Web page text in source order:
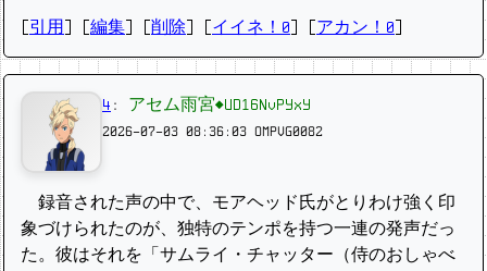
引用 編集 削除 イイネ！0 アカン！0
4 : アセム雨宮◆UD16NvPYxY
2026-07-03 08:36:03 OMPVG0082
録音された声の中で、モアヘッド氏がとりわけ強く印
象づけられたのが、独特のテンポを持つ一連の発声だっ
た。彼はそれを「サムライ・チャッター（侍のおしゃべ